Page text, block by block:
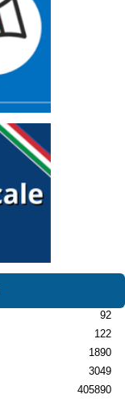
92
122
1890
3049
405890